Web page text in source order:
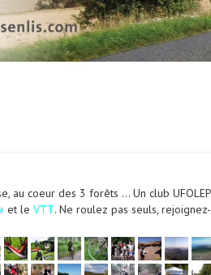
au coeur des 3 forêts … Un club
et le VTT. Ne roulez pas seuls,